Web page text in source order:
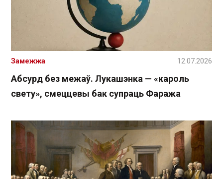
Абсурд без межаў. Лукашэнка — «кароль
свету», смеццевы бак супраць Фаража
Замежжа 12.07.2026